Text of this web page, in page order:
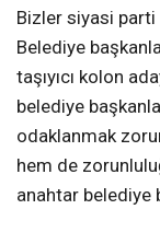
Bizler siyasi parti
Belediye
taşıyıcı kolon
belediye
odaklanmak
hem de
anahtar belediye